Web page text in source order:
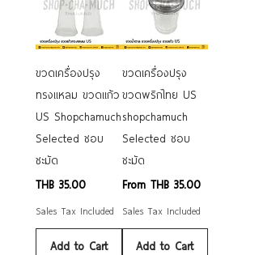
ขวดเครื่องปรุง
ทรงแหลม ขวดแก้ว
US Shopchamuch
Selected ชอบ
ชะมัด
Price
THB 35.00
Sales Tax Included
Add to Cart
ขวดเครื่องปรุง
ขวดพริกไทย US
shopchamuch
Selected ชอบ
ชะมัด
From THB 35.00
Sale Price
Sales Tax Included
Add to Cart